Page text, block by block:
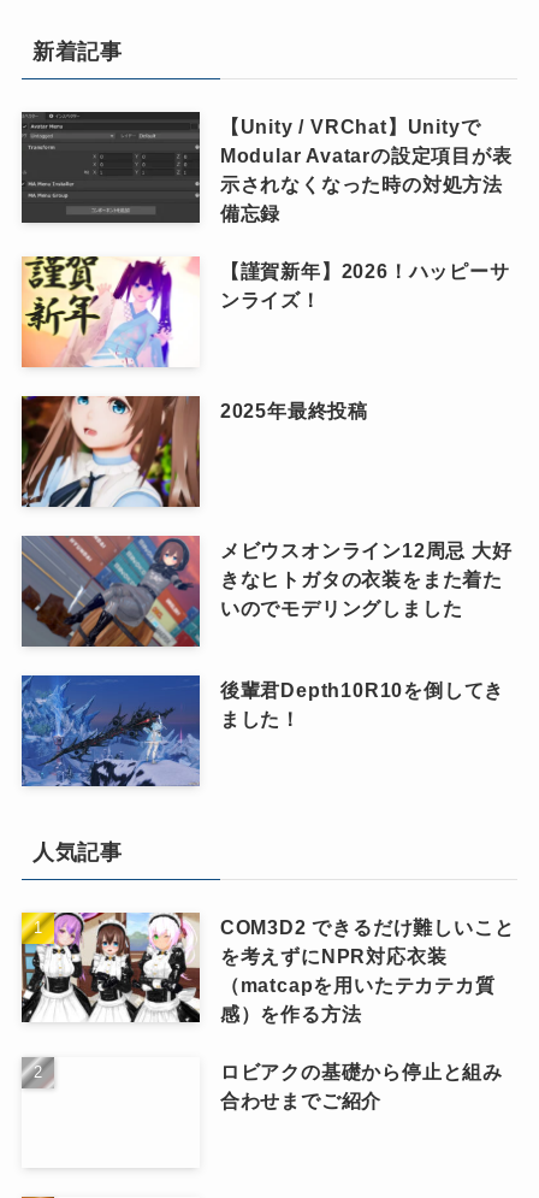
新着記事
【Unity / VRChat】Unityで
Modular Avatarの設定項目が表
示されなくなった時の対処方法
備忘録
【謹賀新年】2026！ハッピーサ
ンライズ！
2025年最終投稿
メビウスオンライン12周忌 大好
きなヒトガタの衣装をまた着た
いのでモデリングしました
後輩君Depth10R10を倒してき
ました！
人気記事
COM3D2 できるだけ難しいこと
を考えずにNPR対応衣装
（matcapを用いたテカテカ質
感）を作る方法
ロビアクの基礎から停止と組み
合わせまでご紹介